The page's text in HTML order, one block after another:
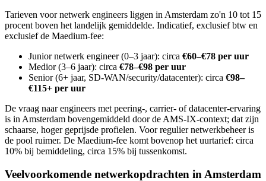
Tarieven voor netwerk engineers liggen in Amsterdam zo'n 10 tot 15
procent boven het landelijk gemiddelde. Indicatief, exclusief btw en
exclusief de Maedium-fee:
Junior netwerk engineer (0–3 jaar): circa €60–€78 per uur
Medior (3–6 jaar): circa €78–€98 per uur
Senior (6+ jaar, SD-WAN/security/datacenter): circa €98–
€115+ per uur
De vraag naar engineers met peering-, carrier- of datacenter-ervaring
is in Amsterdam bovengemiddeld door de AMS-IX-context; dat zijn
schaarse, hoger geprijsde profielen. Voor regulier netwerkbeheer is
de pool ruimer. De Maedium-fee komt bovenop het uurtarief: circa
10% bij bemiddeling, circa 15% bij tussenkomst.
Veelvoorkomende netwerkopdrachten in Amsterdam